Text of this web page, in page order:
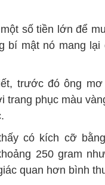
số tiền lớn để
bí mật nó mang
trước đó ông
trang phục màu
có kích cỡ
250 gram
quan hơn bình